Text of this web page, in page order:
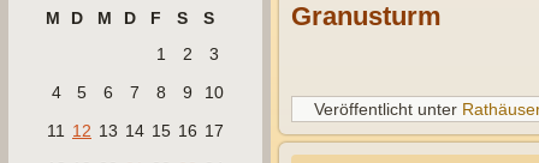
M
D M D F S
S
1
2
3
4
5 6 7 8 9
10
11
12 13 14 15 16 17
Granusturm
Veröffentlicht unter